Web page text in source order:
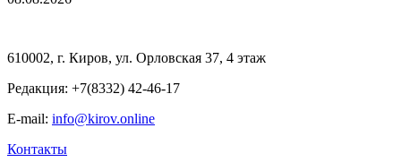
610002, г. Киров, ул. Орловская 37, 4 этаж
Редакция: +7(8332) 42-46-17
E-mail: info@kirov.online
Контакты